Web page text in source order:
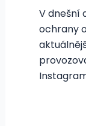
V dnešní
ochrany